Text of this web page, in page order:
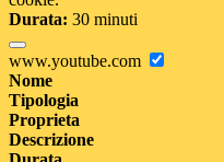
Durata: 30 minuti
www.youtube.com
Nome
Tipologia
Proprieta
Descrizione